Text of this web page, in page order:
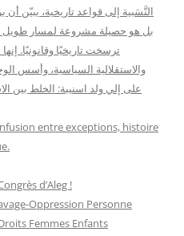
النَّسَبية إلى قواعد تاريخية، يبيّن
بل هو حصيلة مشروعة لمسار طويل
ترسخت تاريخيًا وقانونيًا.
والاستقلالية السياسية، وأسس
على إلي ولد اسنيبة: الخلط بين
entre exceptions, histoire
d’Aleg !
Oppression Personne
Femmes Enfants